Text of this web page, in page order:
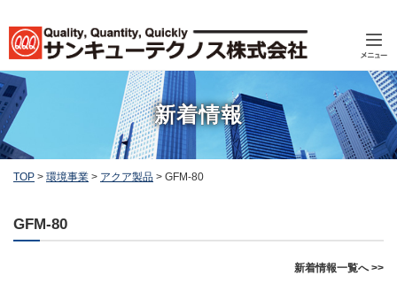
新着情報
TOP > 環境事業 > アクア製品 > GFM-80
GFM-80
新着情報一覧へ >>